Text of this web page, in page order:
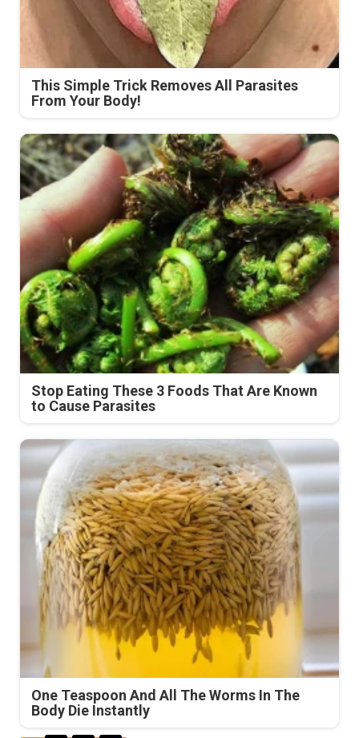
This Simple Trick Removes All Parasites
From Your Body!
Stop Eating These 3 Foods That Are Known
to Cause Parasites
One Teaspoon And All The Worms In The
Body Die Instantly